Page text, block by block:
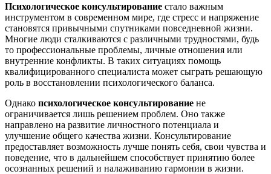
Психологическое консультирование стало важным
инструментом в современном мире, где стресс и напряжение
становятся привычными спутниками повседневной жизни.
Многие люди сталкиваются с различными трудностями, будь
то профессиональные проблемы, личные отношения или
внутренние конфликты. В таких ситуациях помощь
квалифицированного специалиста может сыграть решающую
роль в восстановлении психологического баланса.
Однако психологическое консультирование не
ограничивается лишь решением проблем. Оно также
направлено на развитие личностного потенциала и
улучшение общего качества жизни. Консультирование
предоставляет возможность лучше понять себя, свои чувства и
поведение, что в дальнейшем способствует принятию более
осознанных решений и налаживанию гармонии в жизни.